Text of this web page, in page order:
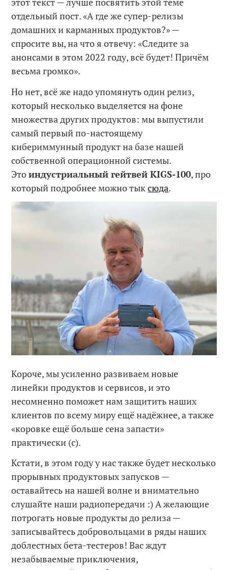
отдельный пост. «А где же супер-релизы
домашних и карманных продуктов?» —
спросите вы, на что я отвечу: «Следите за
анонсами в этом 2022 году, всё будет! Причём
весьма громко».
Но нет, всё же надо упомянуть один релиз,
который несколько выделяется на фоне
множества других продуктов: мы выпустили
самый первый по-настоящему
кибериммунный продукт на базе нашей
собственной операционной системы.
Этоиндустриальный гейтвей KIGS-100, про
который подробнее можно тыксюда.
Короче, мы усиленно развиваем новые
линейки продуктов и сервисов, и это
несомненно поможет нам защитить наших
клиентов по всему миру ещё надёжнее, а также
«коровке ещё больше сена запасти»
практически (с).
Кстати, в этом году у нас также будет несколько
прорывных продуктовых запусков —
оставайтесь на нашей волне и внимательно
слушайте наши радиопередачи :) А желающие
потрогать новые продукты до релиза —
записывайтесь добровольцами в ряды наших
доблестных бета-тестеров! Вас ждут
незабываемые приключения,